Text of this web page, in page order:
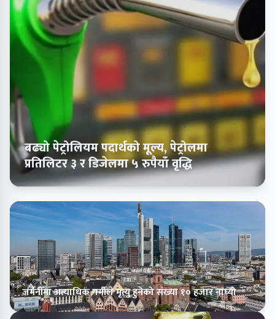
बढ्यो पेट्रोलियम पदार्थको मूल्य, पेट्रोलमा
प्रतिलिटर ३ र डिजेलमा ५ रुपैयाँ वृद्धि
जर्मनीमा अत्याधिक गर्मीले मृत्यु हुनेको संख्या १० हजार नाघ्यो